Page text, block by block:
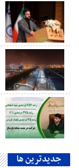
جديدترين ها